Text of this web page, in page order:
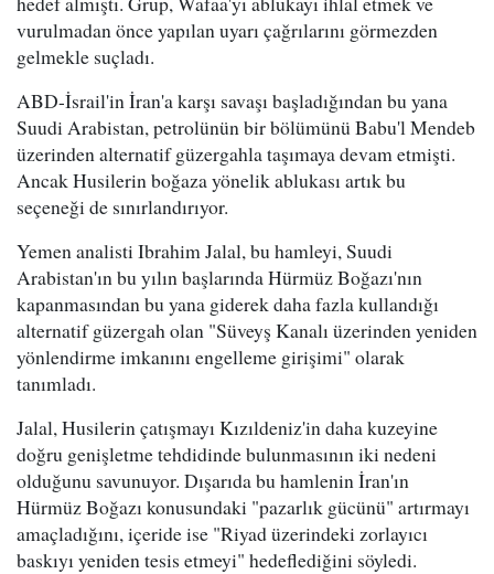
vurulmadan önce yapılan uyarı çağrılarını görmezden
gelmekle suçladı.
ABD-İsrail'in İran'a karşı savaşı başladığından bu yana
Suudi Arabistan, petrolünün bir bölümünü Babu'l Mendeb
üzerinden alternatif güzergahla taşımaya devam etmişti.
Ancak Husilerin boğaza yönelik ablukası artık bu
seçeneği de sınırlandırıyor.
Yemen analisti Ibrahim Jalal, bu hamleyi, Suudi
Arabistan'ın bu yılın başlarında Hürmüz Boğazı'nın
kapanmasından bu yana giderek daha fazla kullandığı
alternatif güzergah olan "Süveyş Kanalı üzerinden yeniden
yönlendirme imkanını engelleme girişimi" olarak
tanımladı.
Jalal, Husilerin çatışmayı Kızıldeniz'in daha kuzeyine
doğru genişletme tehdidinde bulunmasının iki nedeni
olduğunu savunuyor. Dışarıda bu hamlenin İran'ın
Hürmüz Boğazı konusundaki "pazarlık gücünü" artırmayı
amaçladığını, içeride ise "Riyad üzerindeki zorlayıcı
baskıyı yeniden tesis etmeyi" hedeflediğini söyledi.